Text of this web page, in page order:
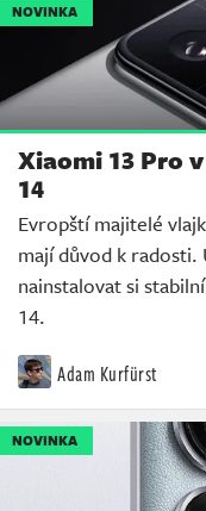
NOVINKA
Xiaomi 13 Pro
14
Evropští majitelé
mají důvod k
nainstalovat si
14.
Adam Kurfürst
NOVINKA